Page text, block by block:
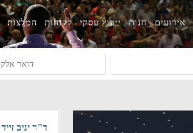
אירועים חנות ייעוץ עסקי לקוחות המלצות
ד"ר יניב זייד